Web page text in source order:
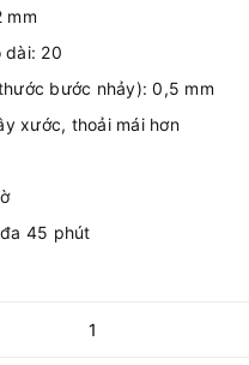
mm
dài: 20
bước nhảy): 0,5 mm
xước, thoải mái hơn
45 phút